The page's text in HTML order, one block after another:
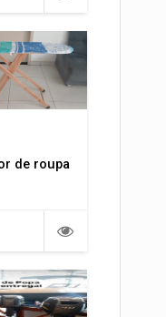
de roupa